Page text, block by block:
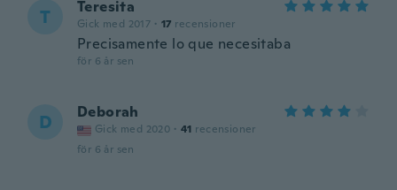
T Teresita
Gick med 2017 · 17 recensioner
Precisamente lo que necesitaba
för 6 år sen
D Deborah
Gick med 2020 · 41 recensioner
för 6 år sen